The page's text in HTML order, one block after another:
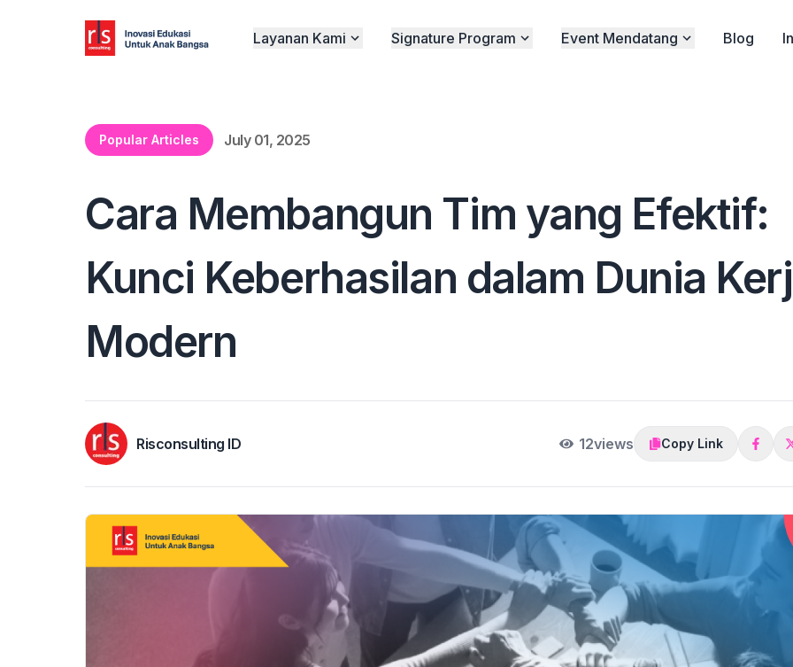
Layanan Kami Signature Program Event Mendatang Blog
Popular Articles
July 01, 2025
Cara Membangun Tim yang Efektif:
Kunci Keberhasilan dalam Dunia
Modern
Risconsulting ID 12views Copy Link